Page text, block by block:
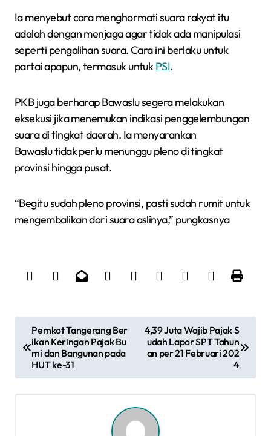
Ia menyebut cara menghormati suara rakyat itu
adalah dengan menjaga agar tidak ada manipulasi
seperti pengalihan suara. Cara ini berlaku untuk
partai apapun, termasuk untukPSI.
PKB juga berharap Bawaslu segera melakukan
eksekusi jika menemukan indikasi penggelembungan
suara di tingkat daerah. Ia menyarankan
Bawaslu tidak perlu menunggu pleno di tingkat
provinsi hingga pusat.
“Begitu sudah pleno provinsi, pasti sudah rumit untuk
mengembalikan dari suara aslinya,” pungkasnya
a
v
i
Pemkot Tangerang Ber
ikan Keringan Pajak Bu
mi dan Bangunan pada
HUT ke-31
4,39 Juta Wajib Pajak S
udah Lapor SPT Tahun
an per 21 Februari 202
4